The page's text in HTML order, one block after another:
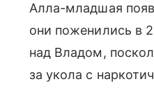
Алла-младшая
они поженились в
над Владом,
за укола с